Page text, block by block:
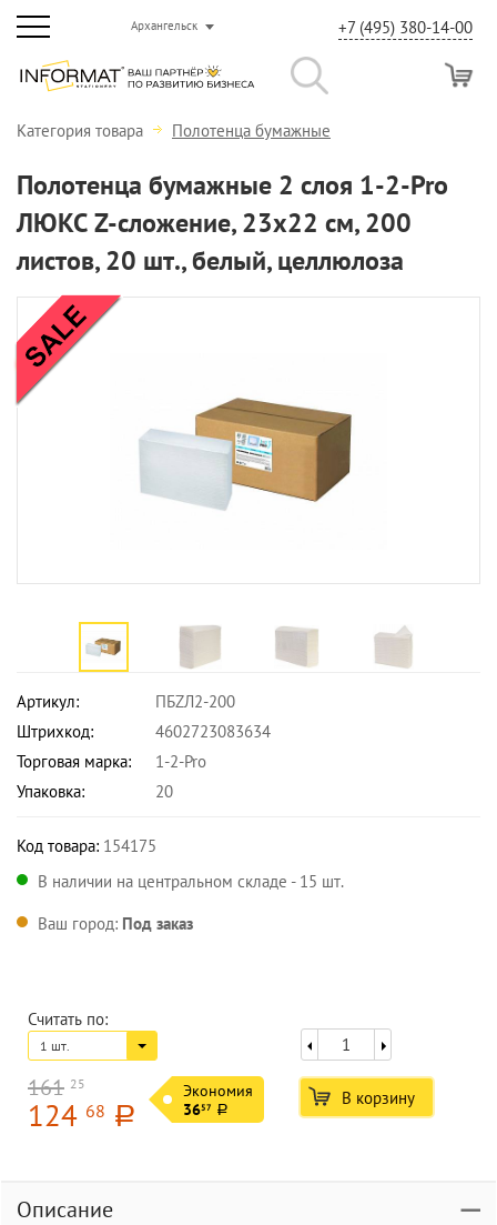
Архангельск +7 (495) 380-14-00
Категория товара Полотенца бумажные
Полотенца бумажные 2 слоя 1-2-Pro
ЛЮКС Z-сложение, 23х22 см, 200
листов, 20 шт., белый, целлюлоза
Артикул:
ПБZЛ2-200
Штрихкод:
4602723083634
Торговая марка:
1-2-Pro
Упаковка:
20
Код товара: 154175
В наличии на центральном складе - 15 шт.
Ваш город: Под заказ
Считать по:
1 шт.
161 25
124 68 a
Экономия
3657 a
В корзину
Описание